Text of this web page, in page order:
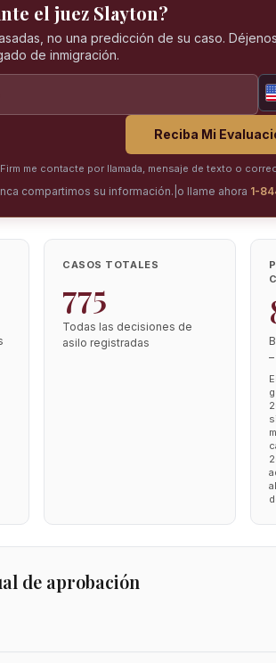
el juez Slayton?
no una predicción de su caso.
de inmigración.
Reciba Mi
me contacte por llamada, mensaje de texto o
compartimos su información. o llame ahora 1-
CASOS TOTALES
775
Todas las decisiones de
asilo registradas
de aprobación